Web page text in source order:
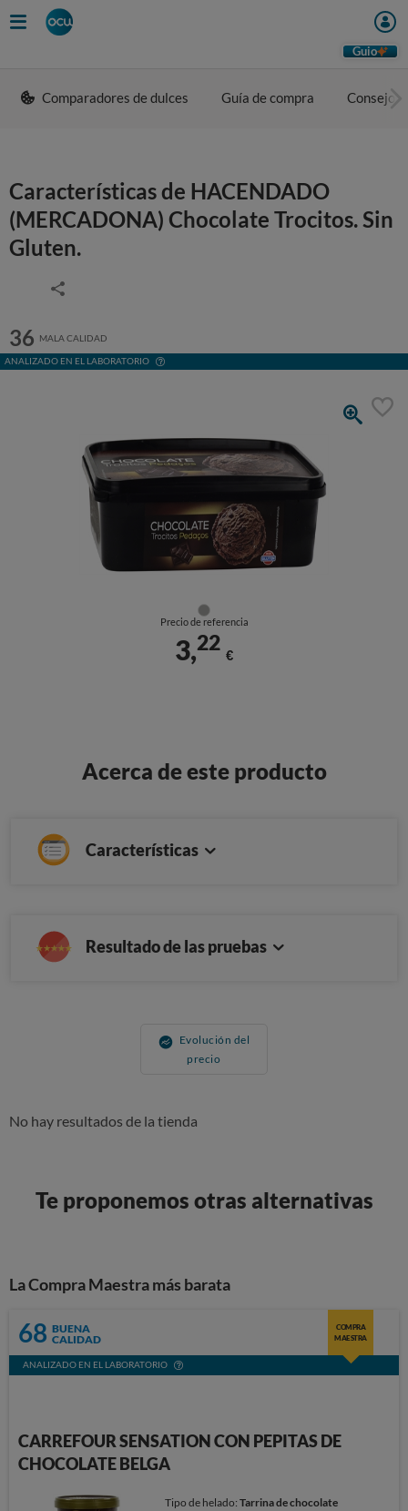
Guio
Comparadores de dulces Guía de compra Consejos
Características de HACENDADO
(MERCADONA) Chocolate Trocitos. Sin
Gluten.
36 MALA CALIDAD
ANALIZADO EN EL LABORATORIO
Precio de referencia
3,22
€
Acerca de este producto
Características
Resultado de las pruebas
Evolución del
precio
No hay resultados de la tienda
Te proponemos otras alternativas
La Compra Maestra más barata
68 BUENA
CALIDAD
COMPRA
MAESTRA
ANALIZADO EN EL LABORATORIO
CARREFOUR SENSATION CON PEPITAS DE
CHOCOLATE BELGA
Tipo de helado:Tarrina de chocolate